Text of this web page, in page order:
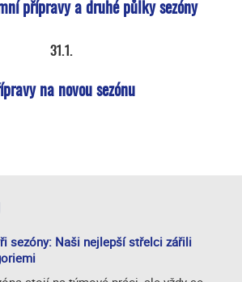
přípravy a druhé půlky sezóny
31.1.
na novou sezónu
sezóny: Naši nejlepší střelci zářili